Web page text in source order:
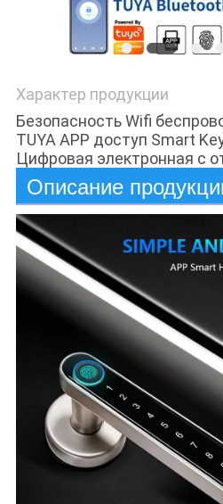
Характер продукции
Безопасность Wifi
TUYA APP доступ Smart
Цифровая электронная с
Описание